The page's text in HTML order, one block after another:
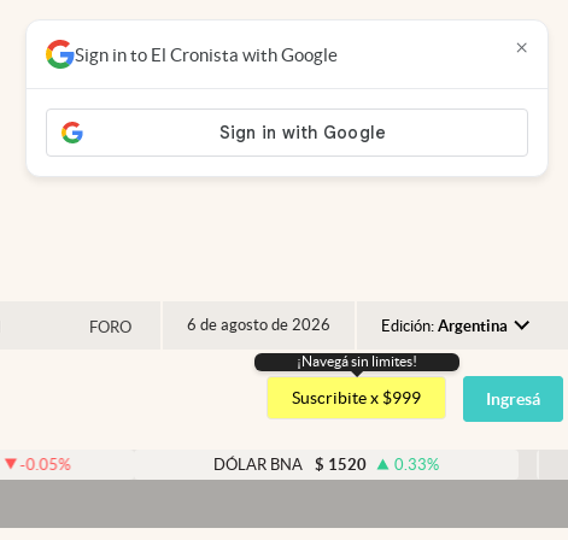
FORO 6 de agosto de 2026 Edición: Argentina
Argentina
España
USA
¡Navegá sin limites!
Suscribite x $999 Ingresá
$ 1520 0.33%
Sign in to El Cronista with Google ×